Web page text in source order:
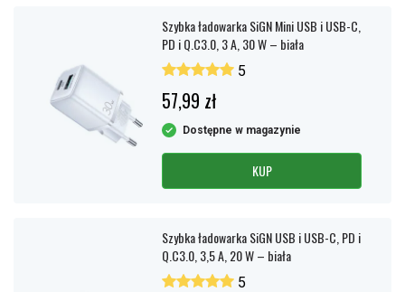
Szybka ładowarka SiGN Mini USB i USB-C,
PD i Q.C3.0, 3 A, 30 W – biała
5
57,99 zł
Dostępne w magazynie
KUP
Szybka ładowarka SiGN USB i USB-C, PD i
Q.C3.0, 3,5 A, 20 W – biała
5